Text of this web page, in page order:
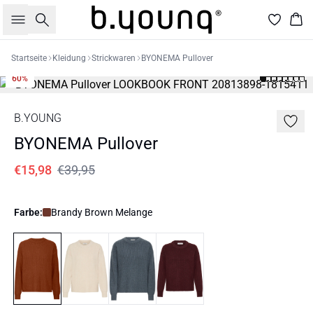
Suche
Startseite Kleidung Strickwaren BYONEMA Pullover
60%
B.YOUNG
BYONEMA Pullover
€15,98 €39,95
Farbe: Brandy Brown Melange